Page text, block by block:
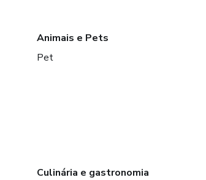
Animais e Pets
Pet
Culinária e gastronomia